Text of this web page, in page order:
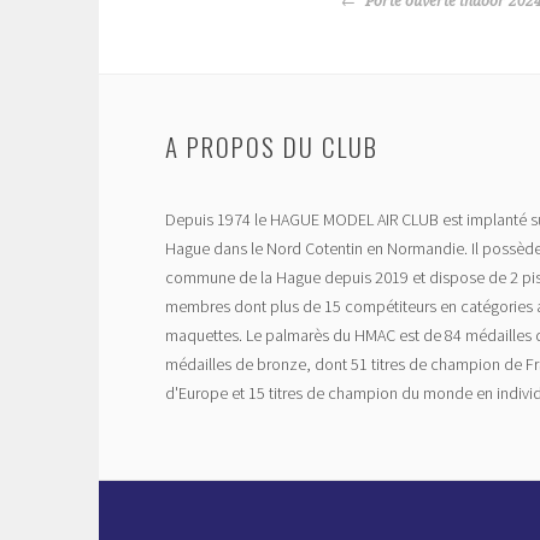
A PROPOS DU CLUB
Depuis 1974 le HAGUE MODEL AIR CLUB est
Hague dans le Nord Cotentin en Normandie. Il
commune de la Hague depuis 2019 et dispose de 2
membres dont plus de 15 compétiteurs en
maquettes. Le palmarès du HMAC est de 84
médailles de bronze, dont 51 titres de champion de
d'Europe et 15 titres de champion du monde en